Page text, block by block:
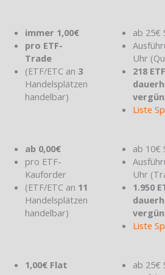
immer 1,00€
pro ETF-
Trade
(ETF/ETC an 3
Handelsplätzen
handelbar)
ab 25€
Uhr
218
Liste
ab 0,00€
pro ETF-
Kauforder
(ETF/ETC an 11
Handelsplätzen
handelbar)
ab 10€
Uhr
1.950
Liste
1,00€ Flat
ab 25€